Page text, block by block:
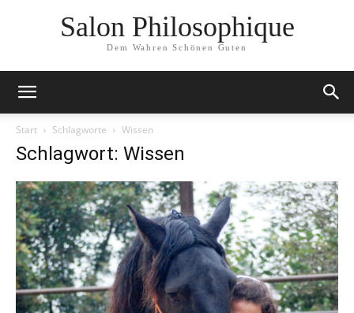
Salon Philosophique
Dem Wahren Schönen Guten
Start Schlagworte Wissen
Schlagwort: Wissen